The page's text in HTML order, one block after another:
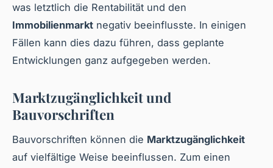
was letztlich die Rentabilität und den
Immobilienmarkt negativ beeinflusste. In einigen
Fällen kann dies dazu führen, dass geplante
Entwicklungen ganz aufgegeben werden.
Marktzugänglichkeit und
Bauvorschriften
Bauvorschriften können die Marktzugänglichkeit
auf vielfältige Weise beeinflussen. Zum einen